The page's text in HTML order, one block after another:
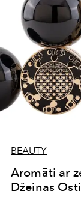
BEAUTY
Aromāti ar
Džeinas